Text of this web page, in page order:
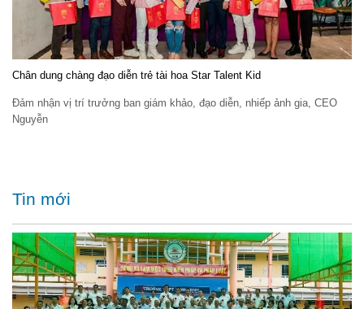
Chân dung chàng đạo diễn trẻ tài hoa Star Talent Kid
Đảm nhận vị trí trưởng ban giám khảo, đạo diễn, nhiếp ảnh gia, CEO
Nguyễn
Tin mới